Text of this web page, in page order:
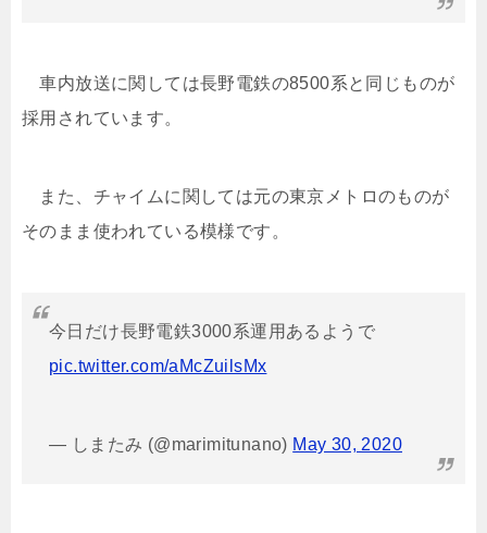
車内放送に関しては長野電鉄の8500系と同じものが
採用されています。
また、チャイムに関しては元の東京メトロのものが
そのまま使われている模様です。
今日だけ長野電鉄3000系運用あるようで
pic.twitter.com/aMcZuilsMx
— しまたみ (@marimitunano) May 30, 2020